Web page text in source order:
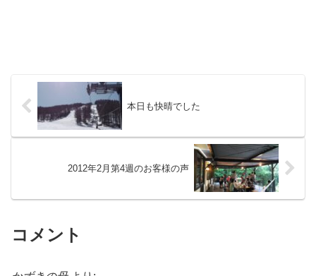
本日も快晴でした
2012年2月第4週のお客様の声
コメント